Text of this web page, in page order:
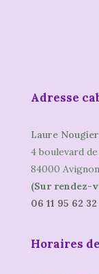
Adresse
Laure Nougier
4 boulevard
84000 Avignon
(Sur rendez-
06 11 95 62 32
Horaires